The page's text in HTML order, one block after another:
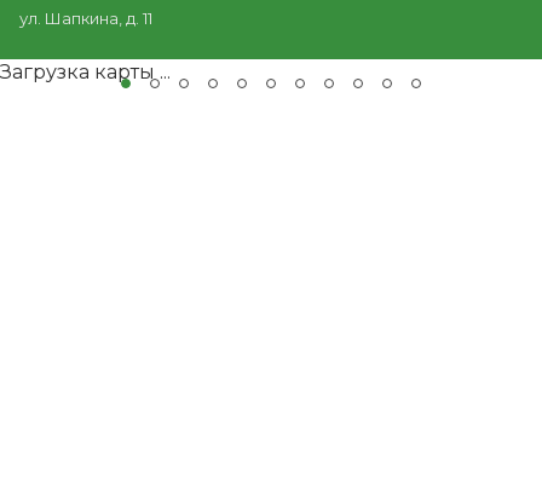
ул. Шапкина, д. 11
Загрузка карты ...